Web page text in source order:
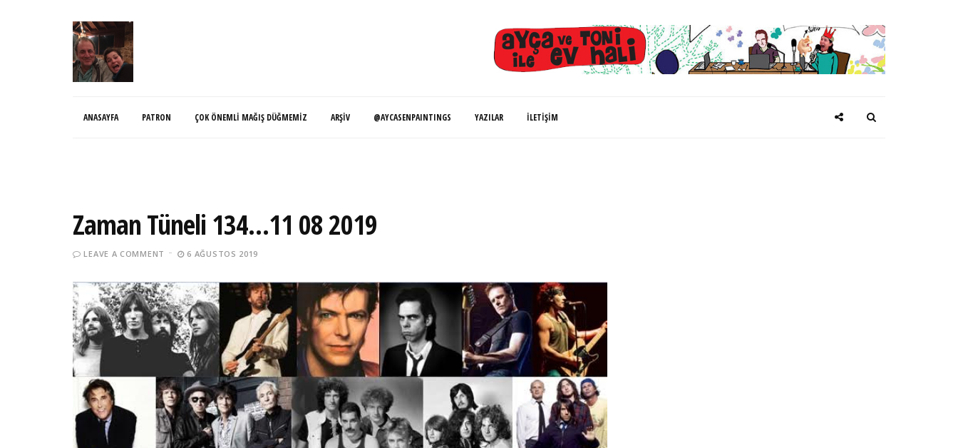
ANASAYFA PATRON ÇOK ÖNEMLI MAĞIŞ DÜĞMEMIZ ARŞIV @AYCASENPAINTINGS YAZILAR İLETIŞIM
Zaman Tüneli 134…11 08 2019
LEAVE A COMMENT 6 AĞUSTOS 2019